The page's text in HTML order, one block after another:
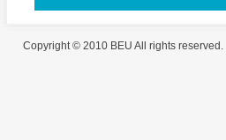
Copyright © 2010 BEU All rights reserved. |